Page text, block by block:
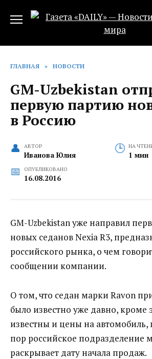
ГЛАВНАЯ » НОВОСТИ
GM-Uzbekistan
первую партию
в Россию
АВТОР
Иванова Юлия
НА
1 мин
ОПУБЛИКОВАНО
16.08.2016
GM-Uzbekistan уже направил
новых седанов Nexia R3,
российского рынка, о чем
сообщении компании.
О том, что седан марки Ravon
было известно уже давно, кроме
известны и цены на автомобиль,
пор российское подразделение
раскрывает дату начала продаж.